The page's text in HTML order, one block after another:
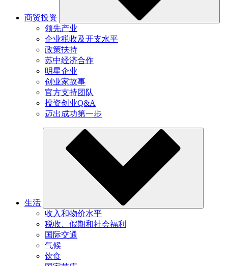
商贸投资
领先产业
企业税收及开支水平
政策扶持
苏中经济合作
明星企业
创业家故事
官方支持团队
投资创业Q&A
迈出成功第一步
生活
收入和物价水平
税收、假期和社会福利
国际交通
气候
饮食